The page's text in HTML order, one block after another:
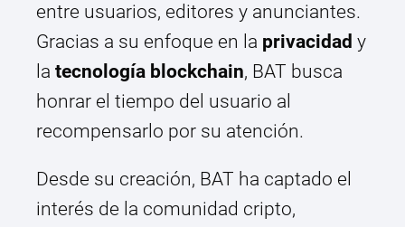
entre usuarios, editores y anunciantes.
Gracias a su enfoque en la privacidad y
la tecnología blockchain, BAT busca
honrar el tiempo del usuario al
recompensarlo por su atención.
Desde su creación, BAT ha captado el
interés de la comunidad cripto,